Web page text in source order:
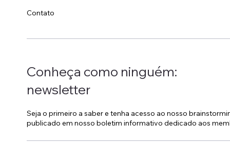
Contato
Conheça como ninguém:
newsletter
Seja o primeiro a saber e tenha acesso ao nosso
publicado em nosso boletim informativo dedicado aos